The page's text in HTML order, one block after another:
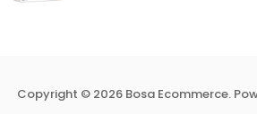
Copyright © 2026 Bosa Ecommerce.